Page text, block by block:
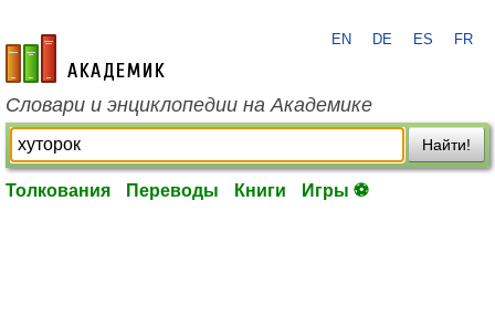
academic.ru
EN DE ES FR
Словари и энциклопедии на Академике
Найти!
Толкования Переводы Книги Игры ⚽